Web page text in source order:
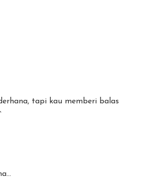
tapi kau memberi balas